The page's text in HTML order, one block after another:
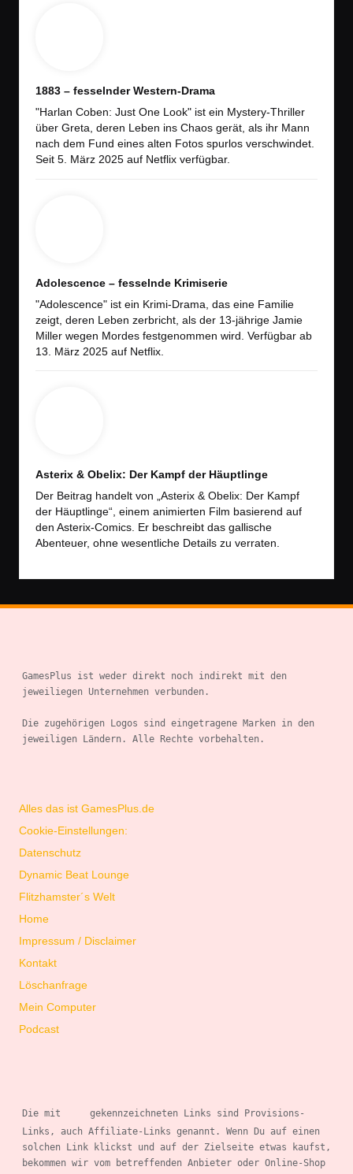
1883 – fesselnder Western-Drama
"Harlan Coben: Just One Look" ist ein Mystery-Thriller
über Greta, deren Leben ins Chaos gerät, als ihr Mann
nach dem Fund eines alten Fotos spurlos verschwindet.
Seit 5. März 2025 auf Netflix verfügbar.
Adolescence – fesselnde Krimiserie
"Adolescence" ist ein Krimi-Drama, das eine Familie
zeigt, deren Leben zerbricht, als der 13-jährige Jamie
Miller wegen Mordes festgenommen wird. Verfügbar ab
13. März 2025 auf Netflix.
Asterix & Obelix: Der Kampf der Häuptlinge
Der Beitrag handelt von „Asterix & Obelix: Der Kampf
der Häuptlinge“, einem animierten Film basierend auf
den Asterix-Comics. Er beschreibt das gallische
Abenteuer, ohne wesentliche Details zu verraten.
GamesPlus ist weder direkt noch indirekt mit den
jeweiliegen Unternehmen verbunden.
Die zugehörigen Logos sind eingetragene Marken in den
jeweiligen Ländern. Alle Rechte vorbehalten.
Alles das ist GamesPlus.de
Cookie-Einstellungen:
Datenschutz
Dynamic Beat Lounge
Flitzhamster´s Welt
Home
Impressum / Disclaimer
Kontakt
Löschanfrage
Mein Computer
Podcast
Die mit
gekennzeichneten Links sind Provisions-
Links, auch Affiliate-Links genannt. Wenn Du auf einen
solchen Link klickst und auf der Zielseite etwas kaufst,
bekommen wir vom betreffenden Anbieter oder Online-Shop